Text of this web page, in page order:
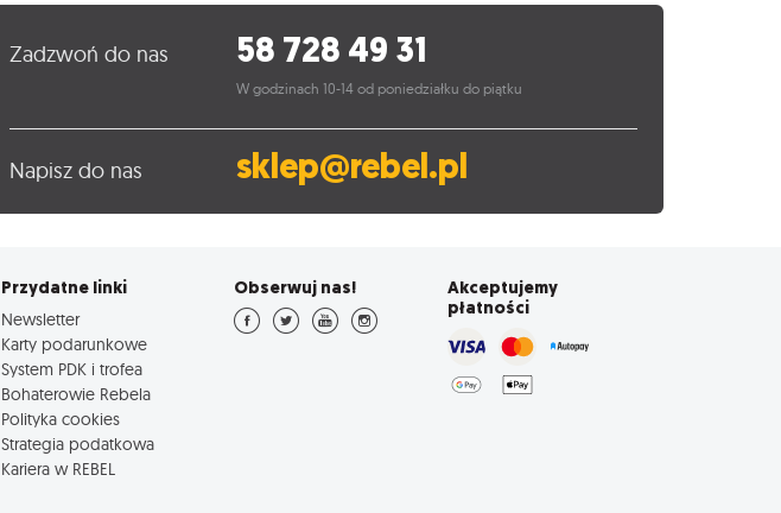
Zadzwoń do nas 58 728 49 31
W godzinach 10-14 od poniedziałku do piątku
Napisz do nas sklep@rebel.pl
Przydatne linki
Newsletter
Karty podarunkowe
System PDK i trofea
Bohaterowie Rebela
Polityka cookies
Strategia podatkowa
Kariera w REBEL
Obserwuj nas!
Akceptujemy
płatności